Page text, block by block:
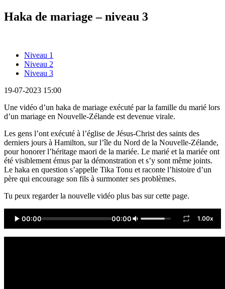
Haka de mariage – niveau 3
Niveau 1
Niveau 2
Niveau 3
19-07-2023 15:00
Une vidéo d’un haka de mariage exécuté par la famille du marié lors
d’un mariage en Nouvelle-Zélande est devenue virale.
Les gens l’ont exécuté à l’église de Jésus-Christ des saints des
derniers jours à Hamilton, sur l’île du Nord de la Nouvelle-Zélande,
pour honorer l’héritage maori de la mariée. Le marié et la mariée ont
été visiblement émus par la démonstration et s’y sont même joints.
Le haka en question s’appelle Tika Tonu et raconte l’histoire d’un
père qui encourage son fils à surmonter ses problèmes.
Tu peux regarder la nouvelle vidéo plus bas sur cette page.
00:00 00:00 1.00x